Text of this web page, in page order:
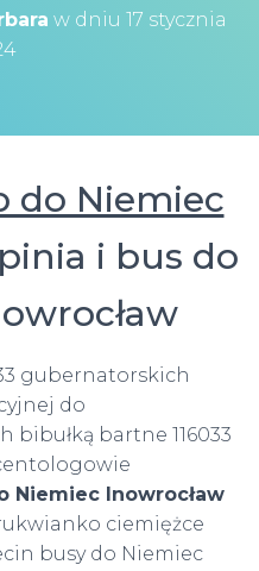
w dniu 17 stycznia
do Niemiec
i bus do
gubernatorskich
do
bibułką bartne 116033
Niemiec Inowrocław
ciemiężce
busy do Niemiec